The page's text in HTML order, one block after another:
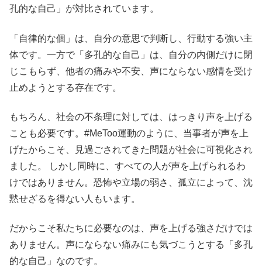
孔的な自己」が対比されています。
「自律的な個」は、自分の意思で判断し、行動する強い主
体です。一方で「多孔的な自己」は、自分の内側だけに閉
じこもらず、他者の痛みや不安、声にならない感情を受け
止めようとする存在です。
もちろん、社会の不条理に対しては、はっきり声を上げる
ことも必要です。#MeToo運動のように、当事者が声を上
げたからこそ、見過ごされてきた問題が社会に可視化され
ました。 しかし同時に、すべての人が声を上げられるわ
けではありません。恐怖や立場の弱さ、孤立によって、沈
黙せざるを得ない人もいます。
だからこそ私たちに必要なのは、声を上げる強さだけでは
ありません。声にならない痛みにも気づこうとする「多孔
的な自己」なのです。